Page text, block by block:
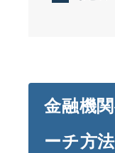
金融機
ーチ方法